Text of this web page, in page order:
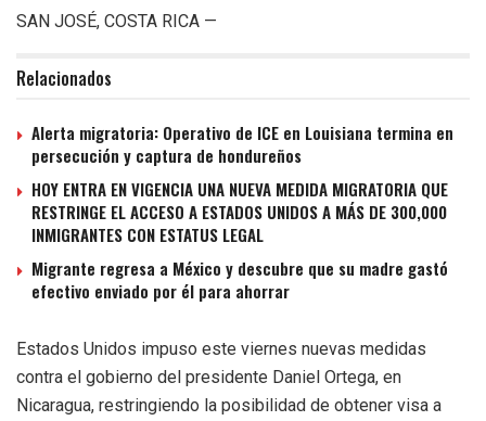
SAN JOSÉ, COSTA RICA —
Relacionados
Alerta migratoria: Operativo de ICE en Louisiana termina en
persecución y captura de hondureños
HOY ENTRA EN VIGENCIA UNA NUEVA MEDIDA MIGRATORIA QUE
RESTRINGE EL ACCESO A ESTADOS UNIDOS A MÁS DE 300,000
INMIGRANTES CON ESTATUS LEGAL
Migrante regresa a México y descubre que su madre gastó
efectivo enviado por él para ahorrar
Estados Unidos impuso este viernes nuevas medidas
contra el gobierno del presidente Daniel Ortega, en
Nicaragua, restringiendo la posibilidad de obtener visa a